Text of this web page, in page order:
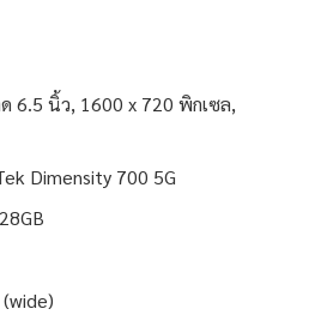
6.5 นิ้ว, 1600 x 720 พิกเซล,
Dimensity 700 5G